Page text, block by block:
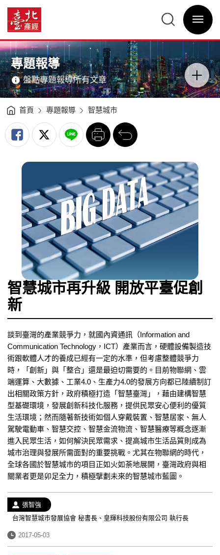
放
平
臺
創
新
臺
北
產
經
資
臺
經
訊
網
網
站
主
單
選
單
關
主
意
境
專題報導
盤點專題報導所有文章
分
類
開
關
首頁 專題報導 智慧城市
列
印
回
前
一
頁
智慧城市再升級 開放平臺促創
新
談到臺灣的產業競爭力，就國內資通訊（Information and
Communication Technology，ICT）產業而言，硬體設備製造技
術跟軟體人才的養成已經有一定的水準，但考慮整體競爭力
時，「創新」與「整合」還是最迫切需要的。目前物聯網、雲
端運算、大數據、工業4.0、生產力4.0的發展方向都已陸續制訂
出相關政策方針，政府積極打造「智慧臺灣」，藉由建構智慧
型基礎環境，發展創新科技化服務，提供民眾安心便利的優質
生活環境；然而隨著新技術如個人穿戴裝置、智慧居家、無人
駕駛電動車、智慧交控、智慧金流物流、智慧醫療等概念逐漸
進入民眾生活，如何解決民眾需求、提高城市生活品質則成為
城市治理與發展所需面對的重要挑戰。尤其在物聯網的時代，
全球各國於智慧城市的項目正如火如荼地展開，臺灣政府與相
關業者更是卯足全力，積極擘劃未來的智慧城市藍圖。
作
者：
張智強
經
歷：
台灣智慧城市發展協會 秘書長、皇輝科技股份有限公司 執行長
發
布
2017-05-03